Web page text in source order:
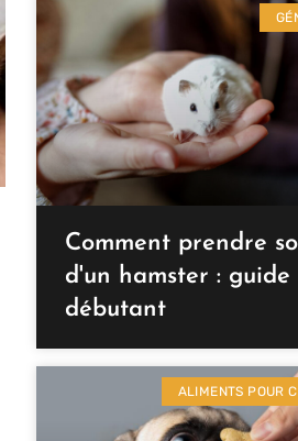
Comment prendre
d'un hamster : guide
débutant
ALIMENTS POUR